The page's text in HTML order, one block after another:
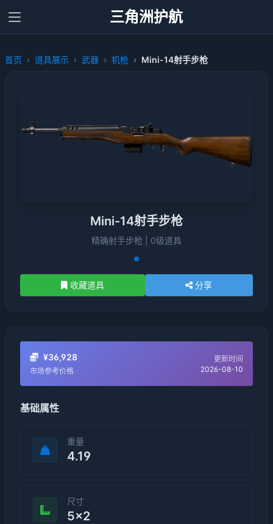
三角洲护航
首页 道具展示 武器 机枪 Mini-14射手步枪
Mini-14射手步枪
精确射手步枪 | 0级道具
收藏道具 分享
¥36,928
市场参考价格
更新时间
2026-08-10
基础属性
重量
4.19
尺寸
5×2